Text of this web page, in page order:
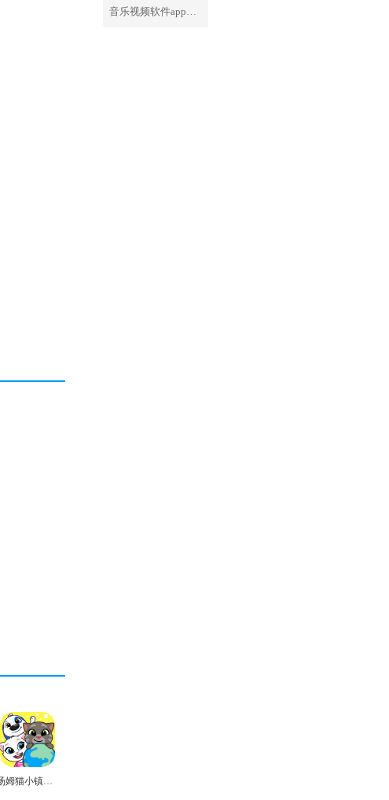
汤姆猫小镇国际服
音乐视频软件app下载安装免费